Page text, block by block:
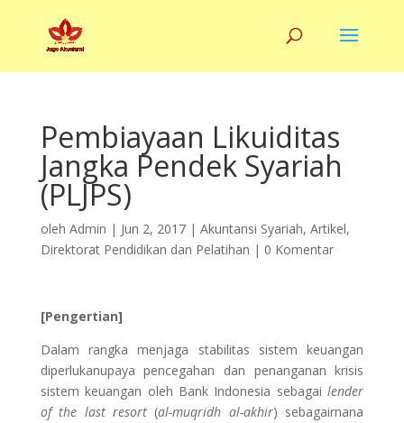
Pembiayaan Likuiditas
Jangka Pendek Syariah
(PLJPS)
oleh Admin | Jun 2, 2017| Akuntansi Syariah, Artikel,
Direktorat Pendidikan dan Pelatihan | 0 Komentar
[Pengertian]
Dalam rangka menjaga stabilitas sistem keuangan
diperlukanupaya pencegahan dan penanganan krisis
sistem keuangan oleh Bank Indonesia sebagailender
of the last resort (al-muqridh al-akhir) sebagairnana